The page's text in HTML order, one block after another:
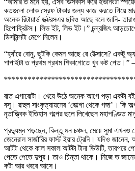
“আমার ত মনে হয়, এসব ডিসকাস করে ইভনিংটা
কতগুলো লোক স্রেফ টাকার জন্য কাজ করতে গিয়ে
অনেক রিটায়ার্ড ডক্টরসএর ছবিও আছে বলে জানি-
হিপোক্রিটস। লিভ ইট, লিভ ইট।” চন্দ্রজিৎ আড়চোখে
ডিসটান্সটা মেপে নিলেন।
“হ্যাঁরে বোনু, ছুটকি কেমন আছে রে টেক্সাসে? একটু
পাপাইটা ত প্রথম প্রথম শিকাগোতে খুব কষ্ট পেত।” –
রাত এগারোটা। খেয়ে উঠে অনেক আগে পড়া একটা বই
বসু। রাহুল সাংকৃত্যায়নের ‘ভোল্গা থেকে গঙ্গা’। কি
নৃতাত্ত্বিক ইতিহাস গল্পের ছলে লিখেছেন মহাপণ্ডিত
প্রদ্যুম্ন পড়ছেন, কিন্তু মন চঞ্চল, মেয়ে সুমা এখনও
জেনেরাল সার্জারির ফার্স্ট ইয়ার ট্রেনি। যদিও
আটটা থেকে কাল সকাল আটটা টানা ডিউটি, তারপরে
পেতে পেতে দুপুর। তাও চিন্তা থাকে। নিজে ত
কটা আর খবরে আসে।